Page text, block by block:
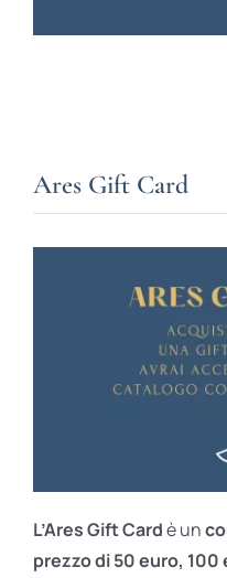
Ares Gift Card
L’Ares Gift Cardè un
prezzo di 50 euro, 100